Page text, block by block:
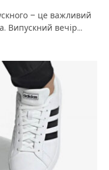
– це важливий
Випускний вечір…